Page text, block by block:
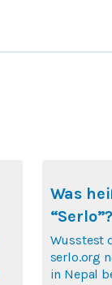
Was
“Serlo”?
Wusstest
serlo.org
in Nepal